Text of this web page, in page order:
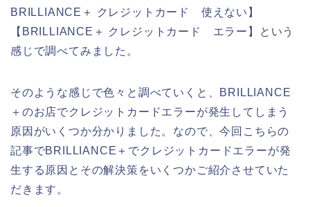
BRILLIANCE＋ クレジットカード 使えない】
【BRILLIANCE＋ クレジットカード エラー】という
感じで調べてみました。
そのような感じで色々と調べていくと、BRILLIANCE
＋のお店でクレジットカードエラーが発生してしまう
原因がいくつか分かりました。なので、今回こちらの
記事でBRILLIANCE＋でクレジットカードエラーが発
生する原因とその解決策をいくつかご紹介させていた
だきます。